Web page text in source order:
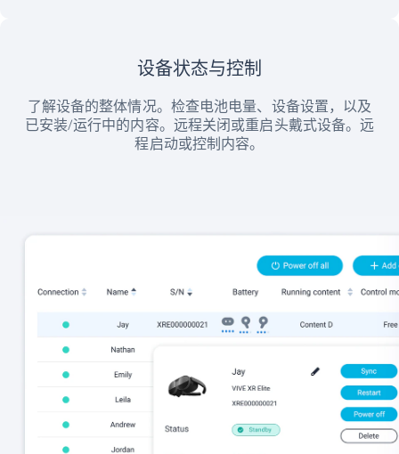
设备状态与控制
了解设备的整体情况。检查电池电量、设备设置，以及
已安装/运行中的内容。远程关闭或重启头戴式设备。远
程启动或控制内容。